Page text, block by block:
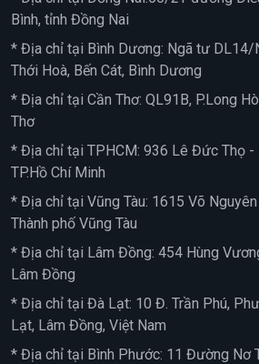
Bình, tỉnh Đồng Nai
* Địa chỉ tại Bình Dương: Ngã tư
Thới Hoà, Bến Cát, Bình Dương
* Địa chỉ tại Cần Thơ: QL91B, P.Long
Thơ
* Địa chỉ tại TPHCM: 936 Lê Đức Thọ -
TP.Hồ Chí Minh
* Địa chỉ tại Vũng Tàu: 1615 Võ
Thành phố Vũng Tàu
* Địa chỉ tại Lâm Đồng: 454 Hùng
Lâm Đồng
* Địa chỉ tại Đà Lạt: 10 Đ. Trần Phú,
Lạt, Lâm Đồng, Việt Nam
* Địa chỉ tại Bình Phước: 11 Đường Nơ